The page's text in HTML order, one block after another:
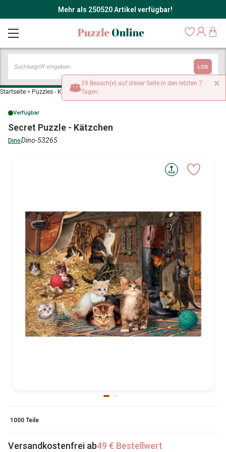
Mehr als 250520 Artikel verfügbar!
LOS
Startseite > Puzzles - Katzen >Secret Puzzle - Kätzchen
Verfügbar
Secret Puzzle - Kätzchen
DinoDino-53265
1000 Teile
Versandkostenfrei ab49 € Bestellwert
×
29 Besuch(e) auf dieser Seite in den letzten 7
Tagen.